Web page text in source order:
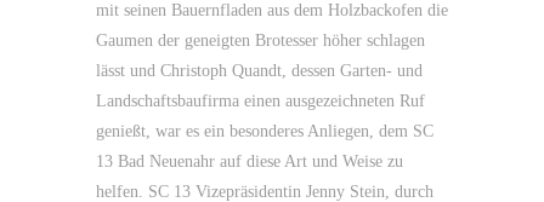
mit seinen Bauernfladen aus dem Holzbackofen die
Gaumen der geneigten Brotesser höher schlagen
lässt und Christoph Quandt, dessen Garten- und
Landschaftsbaufirma einen ausgezeichneten Ruf
genießt, war es ein besonderes Anliegen, dem SC
13 Bad Neuenahr auf diese Art und Weise zu
helfen. SC 13 Vizepräsidentin Jenny Stein, durch